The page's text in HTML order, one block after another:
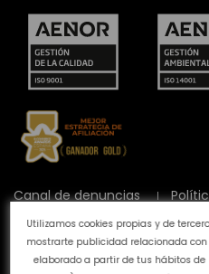
Utilizamos cookies propias y de
mostrarte publicidad relacionada
elaborado a partir de tus hábitos
Canal de denuncias
Calidad y Medioambiente